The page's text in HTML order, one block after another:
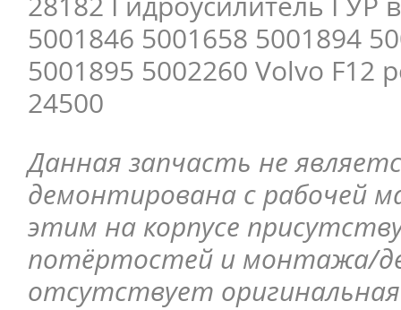
5001846 5001658 5001894
5001895 5002260 Volvo F12
24500
Данная запчасть не
демонтирована с рабочей
этим на корпусе
потёртостей и монтажа/
отсутствует оригинальная